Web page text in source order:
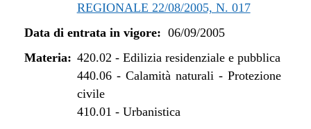
REGIONALE 22/08/2005, N. 017
Data di entrata in vigore: 06/09/2005
Materia: 420.02 - Edilizia residenziale e pubblica
440.06- Calamità naturali - Protezione
civile
410.01 - Urbanistica